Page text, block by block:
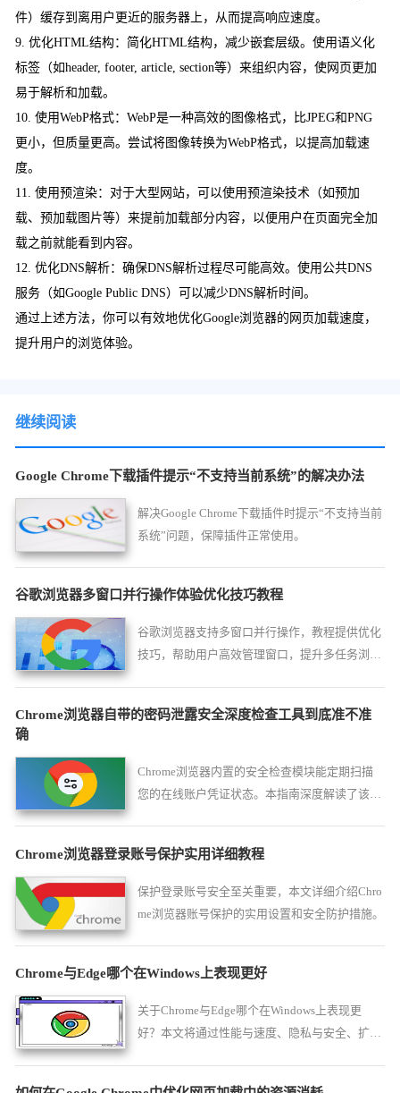
件）缓存到离用户更近的服务器上，从而提高响应速度。
9. 优化HTML结构：简化HTML结构，减少嵌套层级。使用语义化
标签（如header, footer, article, section等）来组织内容，使网页更加
易于解析和加载。
10. 使用WebP格式：WebP是一种高效的图像格式，比JPEG和PNG
更小，但质量更高。尝试将图像转换为WebP格式，以提高加载速
度。
11. 使用预渲染：对于大型网站，可以使用预渲染技术（如预加
载、预加载图片等）来提前加载部分内容，以便用户在页面完全加
载之前就能看到内容。
12. 优化DNS解析：确保DNS解析过程尽可能高效。使用公共DNS
服务（如Google Public DNS）可以减少DNS解析时间。
通过上述方法，你可以有效地优化Google浏览器的网页加载速度，
提升用户的浏览体验。
继续阅读
Google Chrome下载插件提示“不支持当前系统”的解决办法
解决Google Chrome下载插件时提示“不支持当前
系统”问题，保障插件正常使用。
谷歌浏览器多窗口并行操作体验优化技巧教程
谷歌浏览器支持多窗口并行操作，教程提供优化
技巧，帮助用户高效管理窗口，提升多任务浏览
Chrome浏览器自带的密码泄露安全深度检查工具到底准不准
确
Chrome浏览器内置的安全检查模块能定期扫描
您的在线账户凭证状态。本指南深度解读了该工
防线。
Chrome浏览器登录账号保护实用详细教程
保护登录账号安全至关重要，本文详细介绍Chro
me浏览器账号保护的实用设置和安全防护措施。
Chrome与Edge哪个在Windows上表现更好
关于Chrome与Edge哪个在Windows上表现更
好？本文将通过性能与速度、隐私与安全、扩展